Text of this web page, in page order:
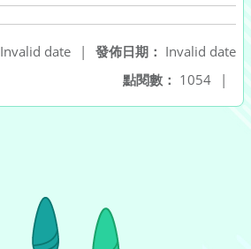
發佈日期： Invalid date
Invalid date
|
點閱數： 1054 |